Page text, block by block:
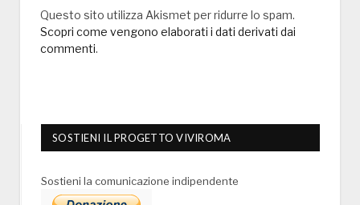
Questo sito utilizza Akismet per ridurre lo spam.
Scopri come vengono elaborati i dati derivati dai
commenti.
SOSTIENI IL PROGETTO VIVIROMA
Sostieni la comunicazione indipendente